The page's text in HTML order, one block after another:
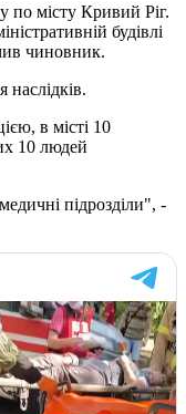
по місту Кривий Ріг.
будівлі
чиновник.
наслідків.
в місті 10
10 людей
підрозділи", -